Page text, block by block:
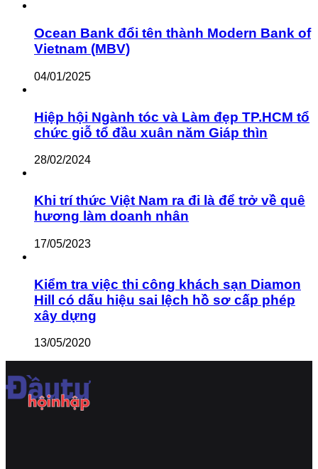
Ocean Bank đổi tên thành Modern Bank of
Vietnam (MBV)
04/01/2025
Hiệp hội Ngành tóc và Làm đẹp TP.HCM tổ
chức giỗ tổ đầu xuân năm Giáp thìn
28/02/2024
Khi trí thức Việt Nam ra đi là để trở về quê
hương làm doanh nhân
17/05/2023
Kiểm tra việc thi công khách sạn Diamon
Hill có dấu hiệu sai lệch hồ sơ cấp phép
xây dựng
13/05/2020